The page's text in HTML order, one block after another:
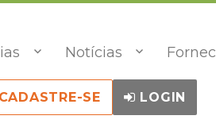
Notícias
SE LOGIN